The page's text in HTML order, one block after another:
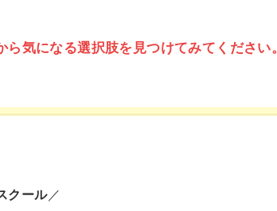
気になる選択肢を見つけてみてください。
クール／